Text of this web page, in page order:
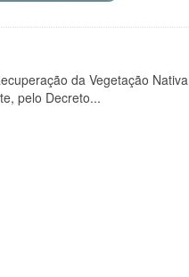
da Vegetação Nativa
pelo Decreto...